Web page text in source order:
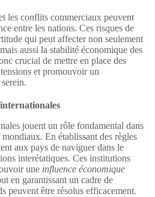
les conflits commerciaux peuvent
entre les nations. Ces risques de
qui peut affecter non seulement
aussi la stabilité économique des
crucial de mettre en place des
et promouvoir un
jouent un rôle fondamental dans
En établissant des règles
aux pays de naviguer dans le
interétatiques. Ces institutions
une influence économique
en garantissant un cadre de
peuvent être résolus efficacement.